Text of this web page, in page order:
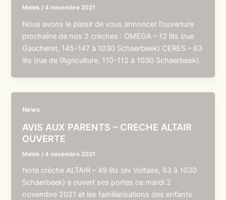
Melek /4 novembre 2021
Nous avons le plaisir de vous annoncer l’ouverture
prochaine de nos 2 crèches : OMEGA – 12 lits (rue
Gaucheret, 145-147 à 1030 Schaerbeek) CERES – 63
lits (rue de l’Agriculture, 110-112 à 1030 Schaerbeek).
News
AVIS AUX PARENTS – CRECHE ALTAIR
OUVERTE
Melek /4 novembre 2021
Note crèche ALTAIR – 49 lits (av Voltaire, 63 à 1030
Schaerbeek) a ouvert ses portes ce mardi 2
novembre 2021 et les familiarisations des enfants